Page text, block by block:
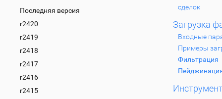
Последняя версия
r2420
r2419
r2418
r2417
r2416
r2415
сделок
Загрузка
Входные
Примеры
Фильтрация